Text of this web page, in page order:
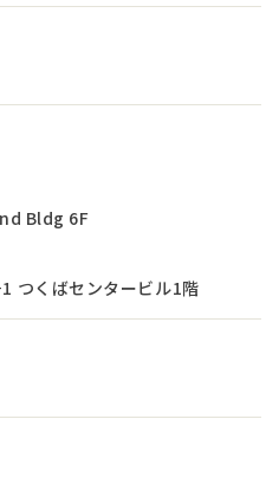
Bldg 6F
つくばセンタービル1階